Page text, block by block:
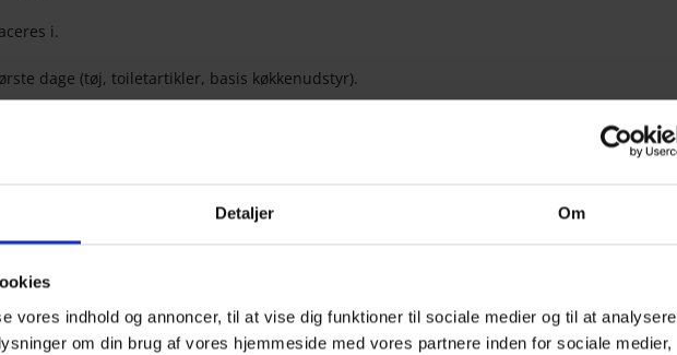
Detaljer Om
vores indhold og annoncer, til at vise dig funktioner til sociale medier og til at analysere
om din brug af vores hjemmeside med vores partnere inden for sociale medier,
i.
dage (tøj, toiletartikler, basis køkkenudstyr).
til Folkeregisteret og PostNord for omdirigering
kan gøres via Borger.dk). Skift folkeregister adresse direkte
og vide om du ønsker at skifte læge eller beholde din